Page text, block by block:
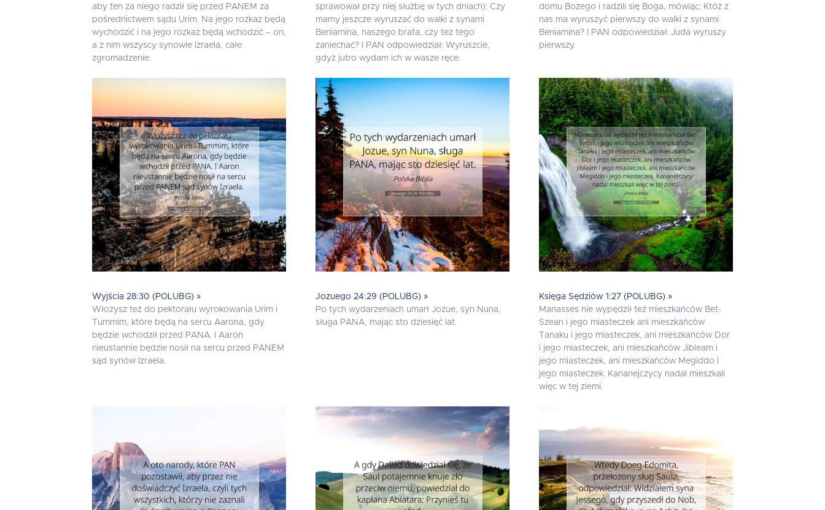
aby ten za niego radził się przed PANEM za
pośrednictwem sądu Urim. Na jego rozkaz będą
wychodzić i na jego rozkaz będą wchodzić – on,
a z nim wszyscy synowie Izraela, całe
zgromadzenie.
sprawował przy niej służbę w tych dniach): Czy
mamy jeszcze wyruszać do walki z synami
Beniamina, naszego brata, czy też tego
zaniechać? I PAN odpowiedział: Wyruszcie,
gdyż jutro wydam ich w wasze ręce.
domu Bożego i radzili się Boga, mówiąc: Któż z
nas ma wyruszyć pierwszy do walki z synami
Beniamina? I PAN odpowiedział: Juda wyruszy
pierwszy.
Wyjścia 28:30 (POLUBG) »
Włożysz też do pektorału wyrokowania Urim i
Tummim, które będą na sercu Aarona, gdy
będzie wchodził przed PANA. I Aaron
nieustannie będzie nosił na sercu przed PANEM
sąd synów Izraela.
Jozuego 24:29 (POLUBG) »
Po tych wydarzeniach umarł Jozue, syn Nuna,
sługa PANA, mając sto dziesięć lat.
Księga Sędziów 1:27 (POLUBG) »
Manasses nie wypędził też mieszkańców Bet-
Szean i jego miasteczek ani mieszkańców
Tanaku i jego miasteczek, ani mieszkańców Dor
i jego miasteczek, ani mieszkańców Jibleam i
jego miasteczek, ani mieszkańców Megiddo i
jego miasteczek. Kananejczycy nadal mieszkali
więc w tej ziemi.